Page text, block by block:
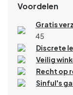
Voordelen
Gratis
45
Discrete
Veilig
Recht op
Sinful's